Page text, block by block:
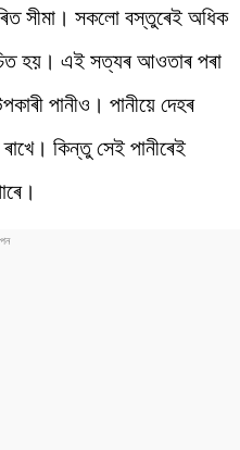
সীমা। সকলো বস্তুৰেই অধিক
হয়। এই সত্যৰ আওতাৰ পৰা
পানীও। পানীয়ে দেহৰ
কিন্তু সেই পানীৰেই